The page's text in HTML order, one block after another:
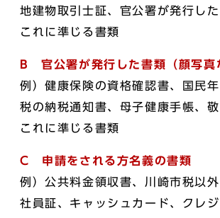
地建物取引士証、官公署が発行し
これに準じる書類
B
官公署が発行した書類（顔写真
例）健康保険の資格確認書、国民
税の納税通知書、母子健康手帳、
これに準じる書類
C
申請をされる方名義の書類
例）公共料金領収書、川崎市税以外
社員証、キャッシュカード、クレ